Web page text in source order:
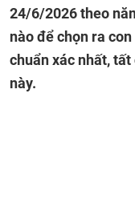
24/6/2026 theo
nào để chọn ra
chuẩn xác nhất,
này.